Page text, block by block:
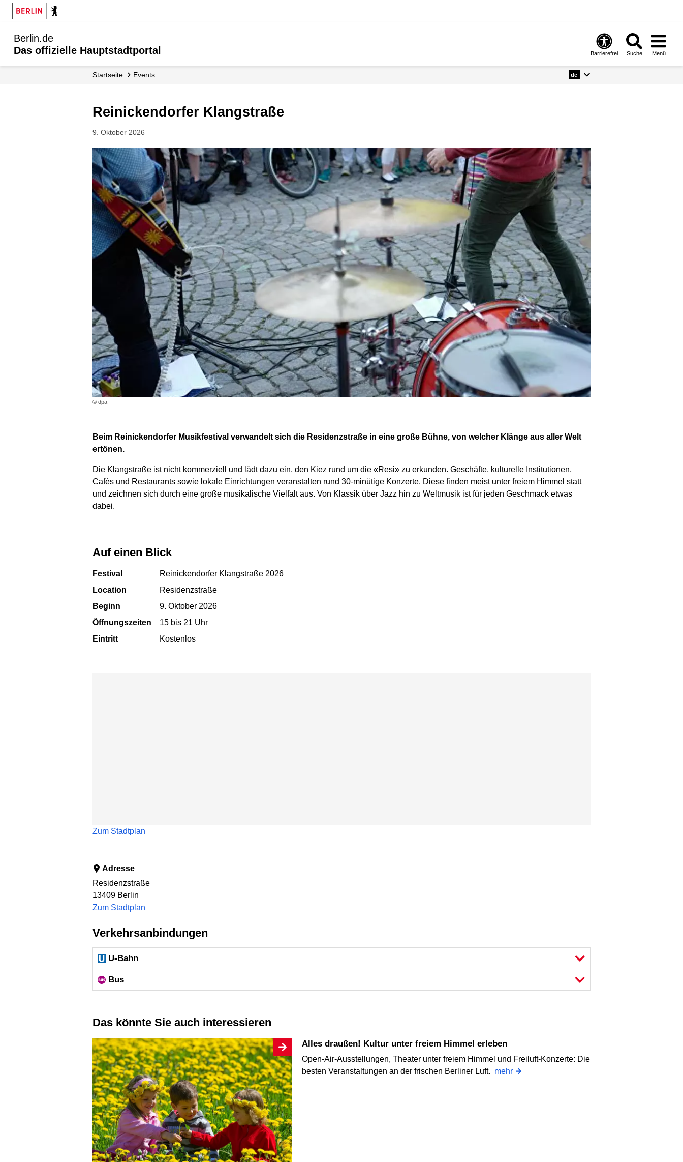
Berlin.de
Das offizielle Hauptstadtportal
Barrierefrei Suche Menü
Startseite Events de
Reinickendorfer Klangstraße
9. Oktober 2026
© dpa
Beim Reinickendorfer Musikfestival verwandelt sich die Residenzstraße in eine große Bühne, von welcher Klänge aus aller Welt
ertönen.
Die Klangstraße ist nicht kommerziell und lädt dazu ein, den Kiez rund um die «Resi» zu erkunden. Geschäfte, kulturelle Institutionen,
Cafés und Restaurants sowie lokale Einrichtungen veranstalten rund 30-minütige Konzerte. Diese finden meist unter freiem Himmel statt
und zeichnen sich durch eine große musikalische Vielfalt aus. Von Klassik über Jazz hin zu Weltmusik ist für jeden Geschmack etwas
dabei.
Auf einen Blick
Festival
Reinickendorfer Klangstraße 2026
Location
Residenzstraße
Beginn
9. Oktober 2026
Öffnungszeiten
15 bis 21 Uhr
Eintritt
Kostenlos
Zum Stadtplan
Adresse
Residenzstraße
13409 Berlin
Zum Stadtplan
Verkehrsanbindungen
U-Bahn
Bus
Das könnte Sie auch interessieren
Alles draußen! Kultur unter freiem Himmel erleben
Open-Air-Ausstellungen, Theater unter freiem Himmel und Freiluft-Konzerte: Die
besten Veranstaltungen an der frischen Berliner Luft. mehr